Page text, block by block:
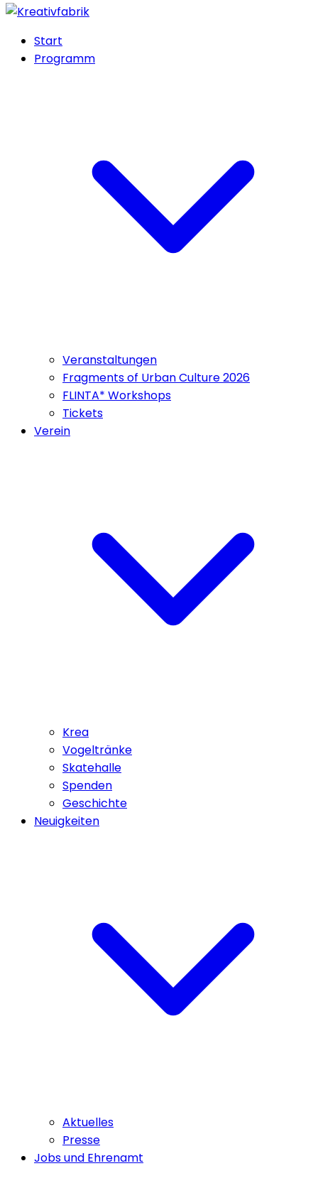
Start
Programm
Veranstaltungen
Fragments of Urban Culture 2026
FLINTA* Workshops
Tickets
Verein
Krea
Vogeltränke
Skatehalle
Spenden
Geschichte
Neuigkeiten
Aktuelles
Presse
Jobs und Ehrenamt